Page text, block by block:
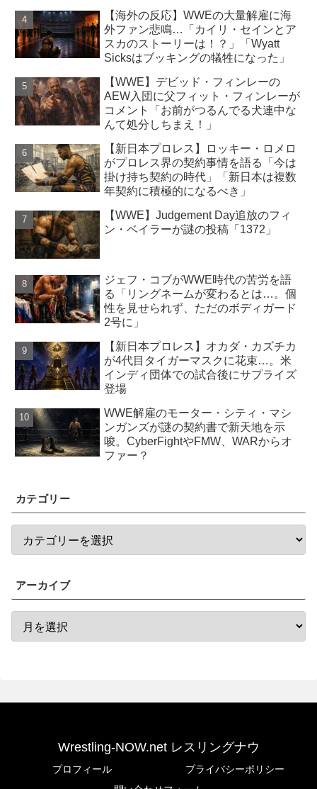
【海外の反応】WWEの大量解雇に海
外ファン悲鳴…「カイリ・セインとア
スカのストーリーは！？」「Wyatt
Sicksはブッキングの犠牲になった」
【WWE】デビッド・フィンレーの
AEW入団に父フィット・フィンレーが
コメント「お前がつるんでる犬連中な
んて処分しちまえ！」
【新日本プロレス】ロッキー・ロメロ
がプロレス界の契約事情を語る「今は
掛け持ち契約の時代」「新日本は複数
年契約に積極的になるべき」
【WWE】Judgement Day追放のフィ
ン・ベイラーが謎の投稿「1372」
ジェフ・コブがWWE時代の苦労を語
る「リングネームが変わるとは…。個
性を見せられず、ただのボディガード
2号に」
【新日本プロレス】オカダ・カズチカ
が4代目タイガーマスクに花束…。米
インディ団体での試合後にサプライズ
登場
WWE解雇のモーター・シティ・マシ
ンガンズが謎の契約書で新天地を示
唆。CyberFightやFMW、WARからオ
ファー？
カテゴリー
アーカイブ
Wrestling-NOW.net レスリングナウ
プロフィール
プライバシーポリシー